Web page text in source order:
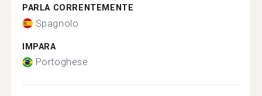
PARLA CORRENTEMENTE
Spagnolo
IMPARA
Portoghese